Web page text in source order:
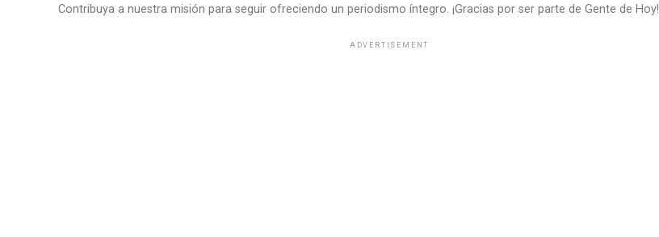
Contribuya a nuestra misión para seguir ofreciendo un periodismo íntegro. ¡Gracias por ser parte de Gente de Hoy!
ADVERTISEMENT